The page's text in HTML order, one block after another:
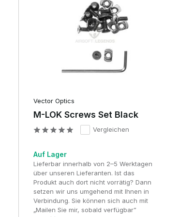
Vector Optics
M-LOK Screws Set Black
Vergleichen
Auf Lager
Lieferbar innerhalb von 2–5 Werktagen
über unseren Lieferanten. Ist das
Produkt auch dort nicht vorrätig? Dann
setzen wir uns umgehend mit Ihnen in
Verbindung. Sie können sich auch mit
„Mailen Sie mir, sobald verfügbar”